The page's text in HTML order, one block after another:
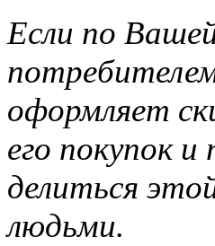
Если по
оформляет
его покупок
делиться
людьми.